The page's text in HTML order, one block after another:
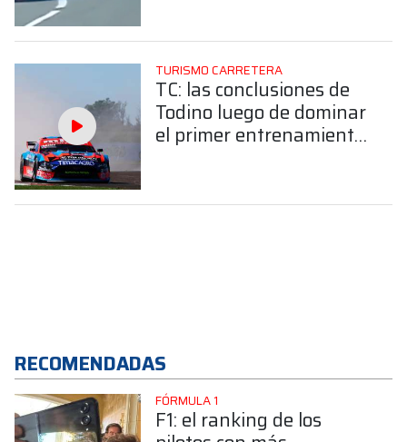
TURISMO CARRETERA
TC: las conclusiones de
Todino luego de dominar
el primer entrenamiento
RECOMENDADAS
FÓRMULA 1
F1: el ranking de los